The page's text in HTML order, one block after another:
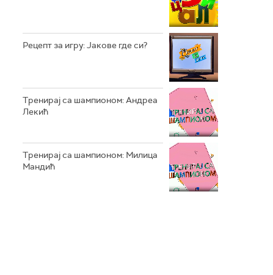
Рецепт за игру: Јакове где си?
Тренирај са шампионом: Андреа
Лекић
Тренирај са шампионом: Милица
Мандић